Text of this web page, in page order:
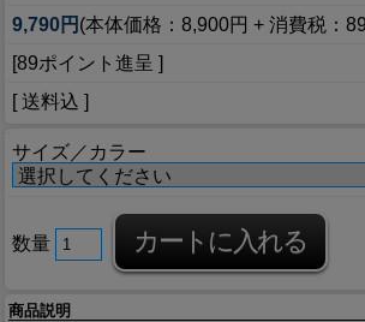
9,790円 (本体価格：8,900円 + 消費税：
[89ポイント進呈 ]
[ 送料込 ]
サイズ／カラー
数量
商品説明